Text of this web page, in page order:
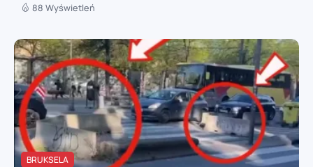
88 Wyświetleń
BRUKSELA